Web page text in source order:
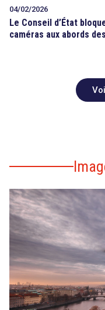
04/02/2026
Le Conseil d’État
caméras aux abords